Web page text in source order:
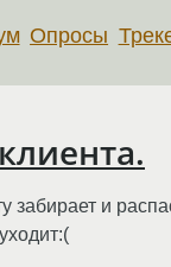
Опросы
и